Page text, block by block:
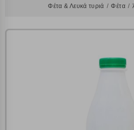
Φέτα & Λευκά τυριά
Φέτα